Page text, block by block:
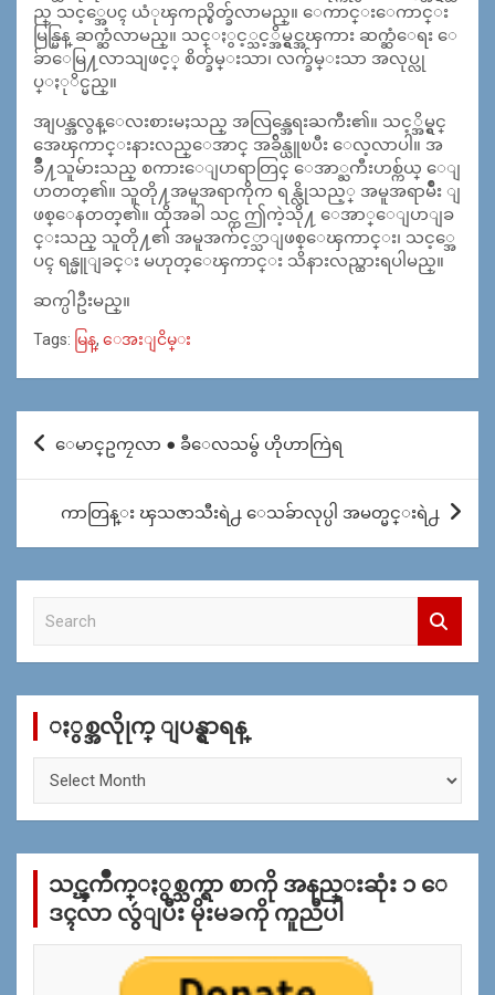
ည္ သင့္အေပၚ ယံုၾကည္စိတ္ခ်လာမည္။ ေကာင္းေကာင္း
မြန္မြန္ ဆက္ဆံလာမည္။ သင္ႏွင့္သင့္အိမ္ရွင္အၾကား ဆက္ဆံေရး ေ
ခ်ာေမြ႔လာသျဖင့္ စိတ္ခ်မ္းသာ၊ လက္ခ်မ္းသာ အလုပ္လု
ပ္ႏုိင္မည္။
အျပန္အလွန္ေလးစားမႈသည္ အလြန္အေရးႀကီး၏။ သင့္အိမ္ရွင္
အေၾကာင္းနားလည္ေအာင္ အခ်ိန္ယူၿပီး ေလ့လာပါ။ အ
ခ်ိဳ႔သူမ်ားသည္ စကားေျပာရာတြင္ ေအာ္ႀကီးဟစ္က်ယ္ ေျ
ပာတတ္၏။ သူတို႔အမူအရာကိုက ရန္လိုသည့္ အမူအရာမ်ိဳး ျ
ဖစ္ေနတတ္၏။ ထိုအခါ သင္က ဤကဲ့သို႔ ေအာ္ေျပာျခ
င္းသည္ သူတို႔၏ အမူအက်င့္သာျဖစ္ေၾကာင္း၊ သင့္အေ
ပၚ ရန္မူျခင္း မဟုတ္ေၾကာင္း သိနားလည္ထားရပါမည္။
ဆက္ပါဦးမည္။
Tags: မြန္, ေအးျငိမ္း
Post
navigation
ေမာင္ဥကၠလာ ● ခီေလသမွ် ဟိုဟာကြဲရ
ကာတြန္း ၾသဇာသီးရဲ႕ ေသခ်ာလုပ္ပါ အမတ္မင္းရဲ႕
c
ႏွစ္အလိုုက္ ျပန္ရွာရန္
က္
န္
သင္ၾကိဳက္ႏွစ္သက္ရာ စာကို အနည္းဆုံး ၁ ေ
ဒၚလာ လွဴျပီး မိုးမခကို ကူညီပါ